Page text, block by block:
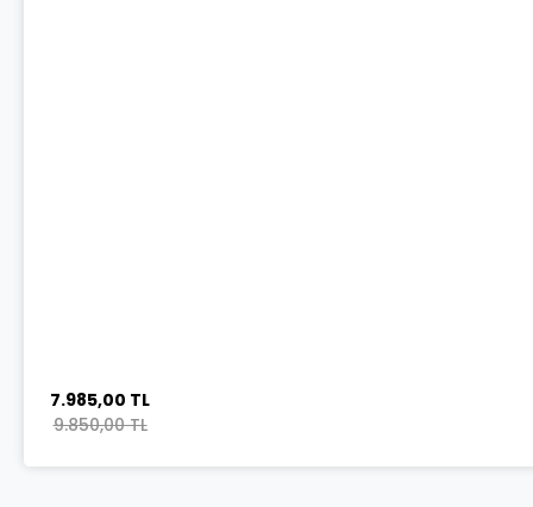
7.985,00 TL
9.850,00 TL